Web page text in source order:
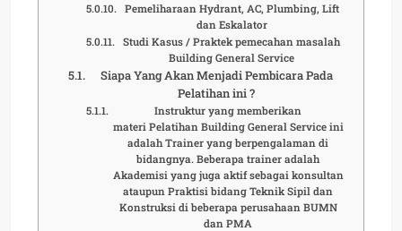
Pemeliharaan Hydrant, AC, Plumbing, Lift
dan Eskalator
Studi Kasus / Praktek pemecahan masalah
Building General Service
Siapa Yang Akan Menjadi Pembicara Pada
Pelatihan ini ?
Instruktur yang memberikan
materi Pelatihan Building General Service ini
adalah Trainer yang berpengalaman di
bidangnya. Beberapa trainer adalah
Akademisi yang juga aktif sebagai konsultan
ataupun Praktisi bidang Teknik Sipil dan
Konstruksi di beberapa perusahaan BUMN
dan PMA